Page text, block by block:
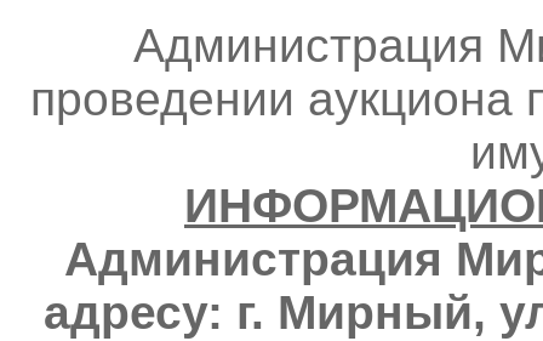
Администрация
проведении аукциона
Администрация
адресу: г. Мирный,